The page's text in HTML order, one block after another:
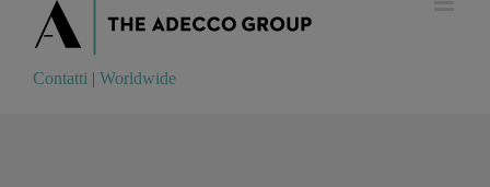
Contatti Worldwide
Contatti | Worldwide